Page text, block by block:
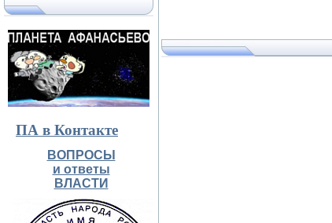
ПА в Контакте
ВОПРОСЫ
и ответы
ВЛАСТИ